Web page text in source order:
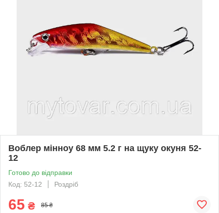
Воблер мінноу 68 мм 5.2 г на щуку окуня 52-
12
Готово до відправки
Код: 52-12
Роздріб
65 ₴ 85 ₴